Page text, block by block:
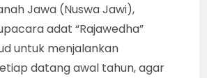
Jawa (Nuswa Jawi),
adat “Rajawedha”
untuk menjalankan
datang awal tahun, agar